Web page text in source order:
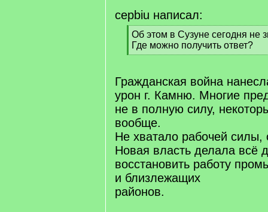
cepbiu написал:
[
q
]
Об этом в Сузуне сегодня не
Где можно получить ответ?
[
q
]
Гражданская война
урон г. Камню. Многие
не в полную силу,
вообще.
Не хватало рабочей силы,
Новая власть делала всё
восстановить работу
и близлежащих
районов.